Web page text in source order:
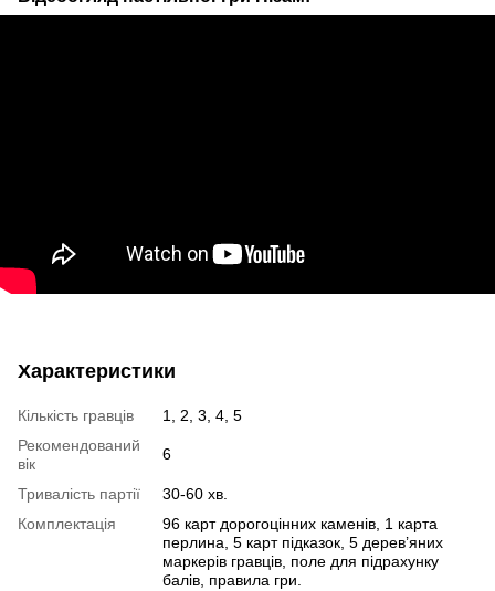
Характеристики
Кількість гравців
1, 2, 3, 4, 5
Рекомендований
вік
6
Тривалість партії
30-60 хв.
Комплектація
96 карт дорогоцінних каменів, 1 карта
перлина, 5 карт підказок, 5 дерев’яних
маркерів гравців, поле для підрахунку
балів, правила гри.